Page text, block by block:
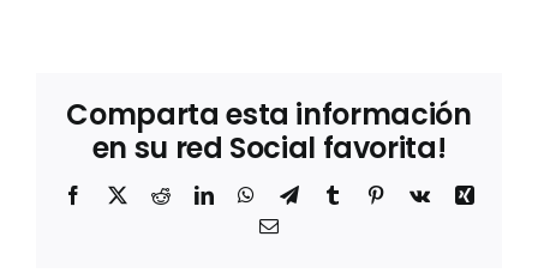
Comparta esta información
en su red Social favorita!
Facebook
X RedditLinkedInWhatsApp
TelegramTumblr Pinterest
Vk
Xing
Correo